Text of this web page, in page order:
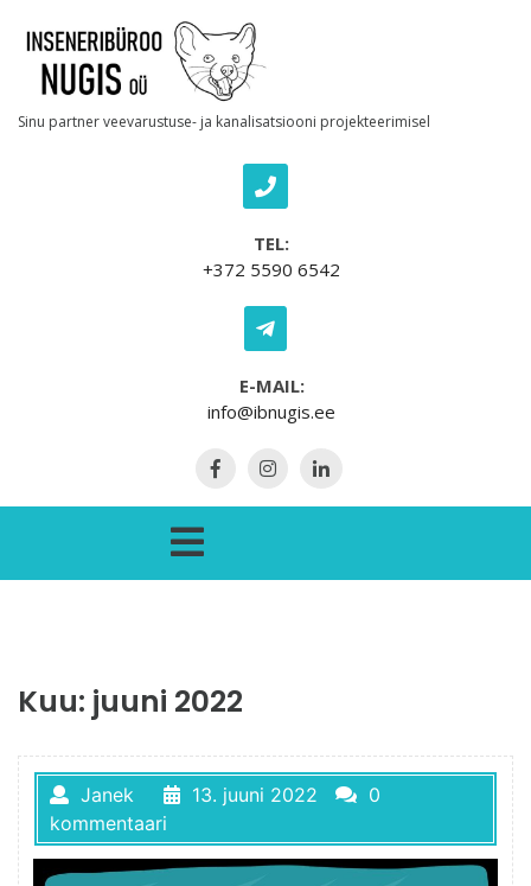
Sinu partner veevarustuse- ja kanalisatsiooni projekteerimisel
TEL:
+372 5590 6542
E-MAIL:
info@ibnugis.ee
Kuu: juuni 2022
Janek 13. juuni 2022
0
kommentaari